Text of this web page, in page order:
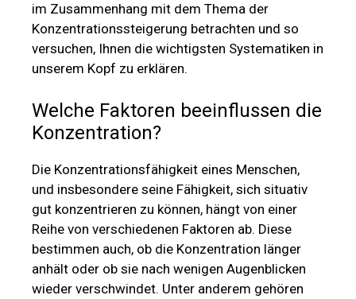
im Zusammenhang mit dem Thema der
Konzentrationssteigerung betrachten und so
versuchen, Ihnen die wichtigsten Systematiken in
unserem Kopf zu erklären.
Welche Faktoren beeinflussen die
Konzentration?
Die Konzentrationsfähigkeit eines Menschen,
und insbesondere seine Fähigkeit, sich situativ
gut konzentrieren zu können, hängt von einer
Reihe von verschiedenen Faktoren ab. Diese
bestimmen auch, ob die Konzentration länger
anhält oder ob sie nach wenigen Augenblicken
wieder verschwindet. Unter anderem gehören